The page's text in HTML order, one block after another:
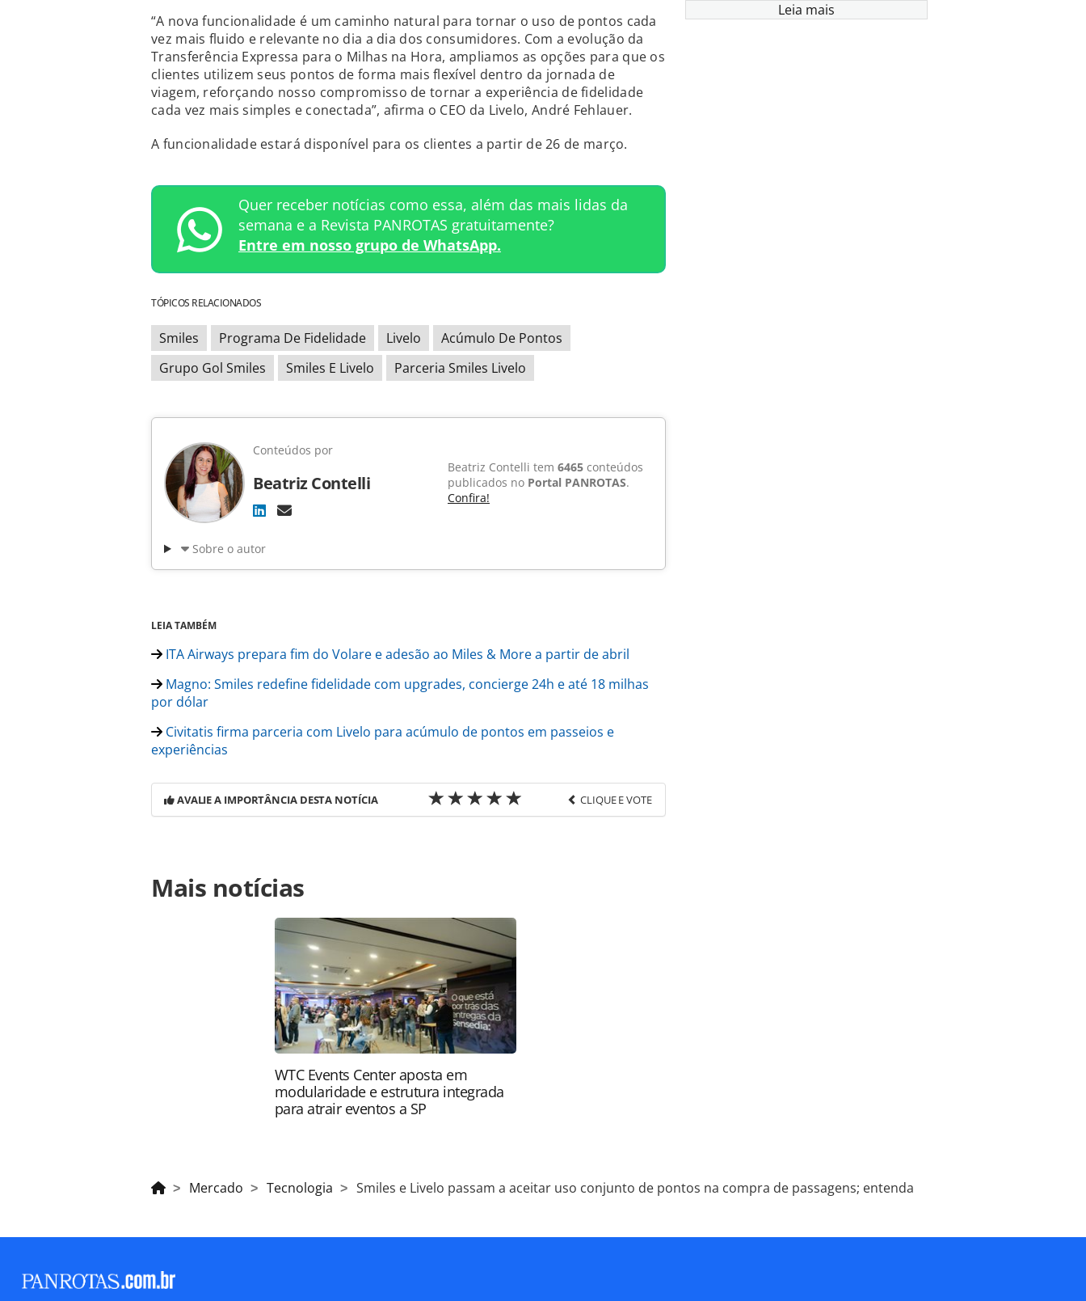
“A nova funcionalidade é um caminho natural para tornar o uso de pontos cada
vez mais fluido e relevante no dia a dia dos consumidores. Com a evolução da
Transferência Expressa para o Milhas na Hora, ampliamos as opções para que os
clientes utilizem seus pontos de forma mais flexível dentro da jornada de
viagem, reforçando nosso compromisso de tornar a experiência de fidelidade
cada vez mais simples e conectada”, afirma o CEO da Livelo, André Fehlauer.
A funcionalidade estará disponível para os clientes a partir de 26 de março.
Quer receber notícias como essa, além das mais lidas da
semana e a Revista PANROTAS gratuitamente?
Entre em nosso grupo de WhatsApp.
TÓPICOS RELACIONADOS
Smiles Programa De Fidelidade Livelo
Acúmulo De Pontos
Grupo Gol Smiles
Smiles E Livelo Parceria Smiles Livelo
Conteúdos por
Beatriz Contelli
Beatriz Contelli tem 6465 conteúdos
publicados no Portal PANROTAS.
Confira!
Sobre o autor
LEIA TAMBÉM
ITA Airways prepara fim do Volare e adesão ao Miles & More a partir de abril
Magno: Smiles redefine fidelidade com upgrades, concierge 24h e até 18 milhas
por dólar
Civitatis firma parceria com Livelo para acúmulo de pontos em passeios e
experiências
AVALIE A IMPORTÂNCIA DESTA NOTÍCIA CLIQUE E VOTE
https://www.panrotas.com.br/mercado/tecnologia/2026/03/smiles-e-livelo-passam-a-
aceitar-uso-conjunto-de-pontos-na-compra-de-passagens-entenda_226968.html ou as
ferramentas oferecidas na página. Todo o conteúdo produzido pela PANROTAS Editora
é protegido pela legislação brasileira sobre direito autoral. Não reproduza o conteúdo
sem autorização da PANROTAS Editora (copyright@panrotas.com.br).
Mais notícias
WTC Events Center aposta em
modularidade e estrutura integrada
para atrair eventos a SP
Leia mais
Mercado Tecnologia Smiles e Livelo passam a aceitar uso conjunto de pontos na compra de passagens; entenda